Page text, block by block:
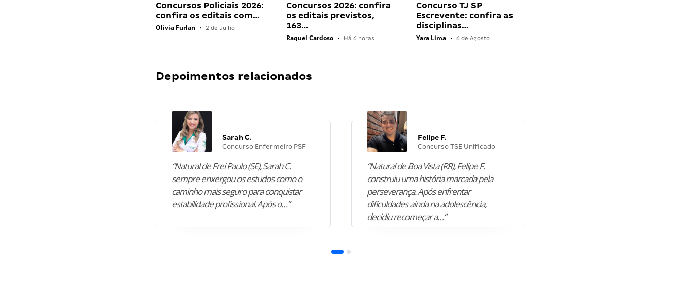
Concursos Policiais 2026:
confira os editais com…
Olivia Furlan • 2 de Julho
Concursos 2026: confira
os editais previstos,
163…
Raquel Cardoso • Há 6 horas
Concurso TJ SP
Escrevente: confira as
disciplinas…
Yara Lima • 6 de Agosto
Depoimentos relacionados
Sarah C.
Concurso Enfermeiro PSF
“Natural de Frei Paulo (SE), Sarah C.
sempre enxergou os estudos como o
caminho mais seguro para conquistar
estabilidade profissional. Após o…”
Felipe F.
Concurso TSE Unificado
“Natural de Boa Vista (RR), Felipe F.
construiu uma história marcada pela
perseverança. Após enfrentar
dificuldades ainda na adolescência,
decidiu recomeçar a…”